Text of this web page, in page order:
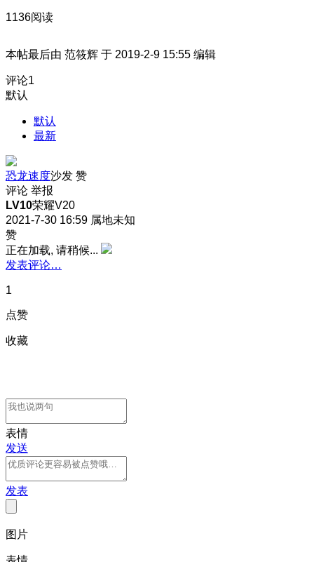
1136阅读
本帖最后由 范筱辉 于 2019-2-9 15:55 编辑
评论1
默认
默认
最新
恐龙速度沙发 赞
评论 举报
LV10荣耀V20
2021-7-30 16:59 属地未知
赞
正在加载, 请稍候...
发表评论…
1
点赞
收藏
表情
发送
发表
图片